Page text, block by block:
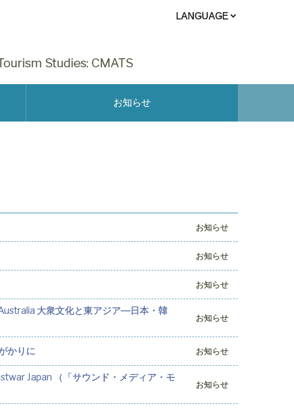
Studies: CMATS
お知らせ
お知らせ
お知らせ
お知らせ
大衆文化と東アジア―日本・韓
お知らせ
かりに お知らせ
Japan （「サウンド・メディア・モ
お知らせ